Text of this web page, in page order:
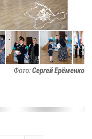
Фото:Сергей Ерёменко